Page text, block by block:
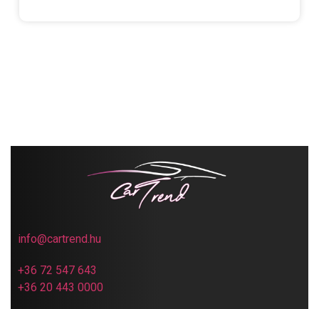
info@cartrend.hu
+36 72 547 643
+36 20 443 0000